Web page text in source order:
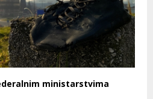
ministarstvima